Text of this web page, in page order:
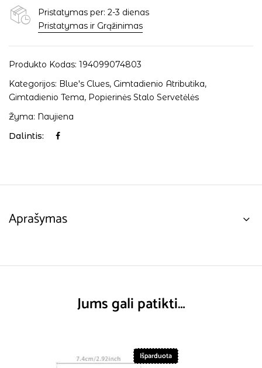
Pristatymas per: 2-3 dienas
Pristatymas ir Grąžinimas
Produkto Kodas: 194099074803
Kategorijos: Blue's Clues, Gimtadienio Atributika,
Gimtadienio Tema, Popierinės Stalo Servetėlės
Žyma: Naujiena
Dalintis:
Aprašymas
Jums gali patikti…
Išparduota